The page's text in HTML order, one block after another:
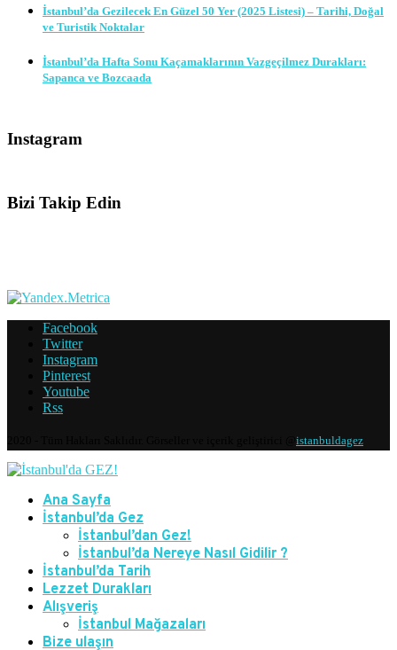
İstanbul’da Gezilecek En Güzel 50 Yer (2025 Listesi) – Tarihi, Doğal
ve Turistik Noktalar
İstanbul’da Hafta Sonu Kaçamaklarının Vazgeçilmez Durakları:
Sapanca ve Bozcaada
Instagram
Bizi Takip Edin
Facebook
Twitter
Instagram
Pinterest
Youtube
Rss
istanbuldagez
Ana Sayfa
İstanbul’da Gez
İstanbul’dan Gez!
İstanbul’da Nereye Nasıl Gidilir ?
İstanbul’da Tarih
Lezzet Durakları
Alışveriş
İstanbul Mağazaları
Bize ulaşın